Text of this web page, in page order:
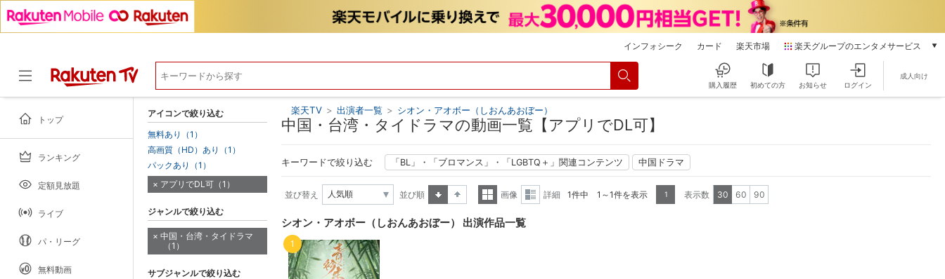
インフォシーク カード 楽天市場 楽天グループのエンタメサービス
本/ゲーム/CD/DVD
動画配信
購入履歴 初めての方 お知らせ ログイン
成人向け
トップ
ランキング
定額見放題
ライブ
パ・リーグ
無料動画
楽天TV > 出演者一覧 > シオン・アオボー（しおんあおぼー）
中国・台湾・タイドラマの動画一覧【アプリでDL可】
キーワードで絞り込む 「BL」・「ブロマンス」・「LGBTQ＋」関連コンテンツ 中国ドラマ
並び替え
並び順
表示
画像
表示
詳細 1件中 1～1件を表示 1 表示数 30 60 90
シオン・アオボー（しおんあおぼー） 出演作品一覧
1
アイコンで絞り込む
無料あり（1）
高画質（HD）あり（1）
パックあり（1）
アプリでDL可（1）
ジャンルで絞り込む
中国・台湾・タイドラマ
（1）
サブジャンルで絞り込む